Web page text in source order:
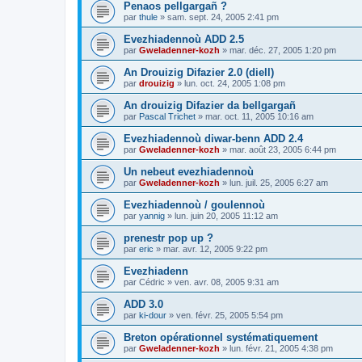
Penaos pellgargañ ?
par thule » sam. sept. 24, 2005 2:41 pm
Evezhiadennoù ADD 2.5
par Gweladenner-kozh » mar. déc. 27, 2005 1:20 pm
An Drouizig Difazier 2.0 (diell)
par drouizig » lun. oct. 24, 2005 1:08 pm
An drouizig Difazier da bellgargañ
par Pascal Trichet » mar. oct. 11, 2005 10:16 am
Evezhiadennoù diwar-benn ADD 2.4
par Gweladenner-kozh » mar. août 23, 2005 6:44 pm
Un nebeut evezhiadennoù
par Gweladenner-kozh » lun. juil. 25, 2005 6:27 am
Evezhiadennoù / goulennoù
par yannig » lun. juin 20, 2005 11:12 am
prenestr pop up ?
par eric » mar. avr. 12, 2005 9:22 pm
Evezhiadenn
par Cédric » ven. avr. 08, 2005 9:31 am
ADD 3.0
par ki-dour » ven. févr. 25, 2005 5:54 pm
Breton opérationnel systématiquement
par Gweladenner-kozh » lun. févr. 21, 2005 4:38 pm